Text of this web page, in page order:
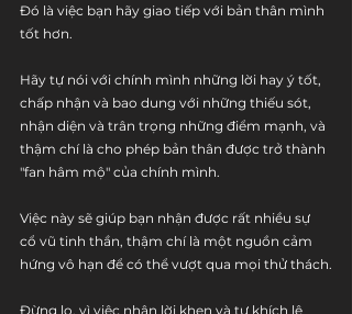
Đó là việc bạn hãy giao tiếp với bản thân mình
tốt hơn.
Hãy tự nói với chính mình những lời hay ý tốt,
chấp nhận và bao dung với những thiếu sót,
nhận diện và trân trọng những điểm mạnh, và
thậm chí là cho phép bản thân được trở thành
"fan hâm mộ" của chính mình.
Việc này sẽ giúp bạn nhận được rất nhiều sự
cổ vũ tinh thần, thậm chí là một nguồn cảm
hứng vô hạn để có thể vượt qua mọi thử thách.
Đừng lo, vì việc nhận lời khen và tự khích lệ